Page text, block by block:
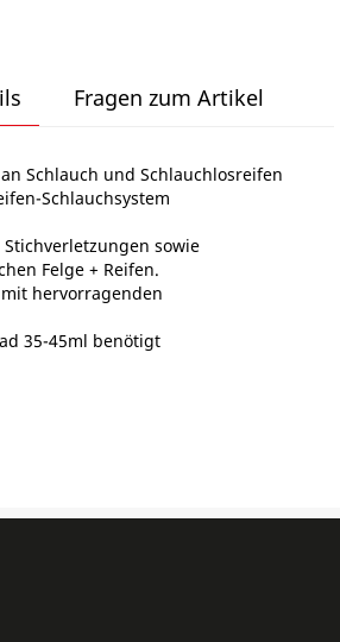
Fragen zum Artikel
Schlauch und Schlauchlosreifen
Schlauchsystem
sowie
Felge + Reifen.
hervorragenden
35-45ml benötigt